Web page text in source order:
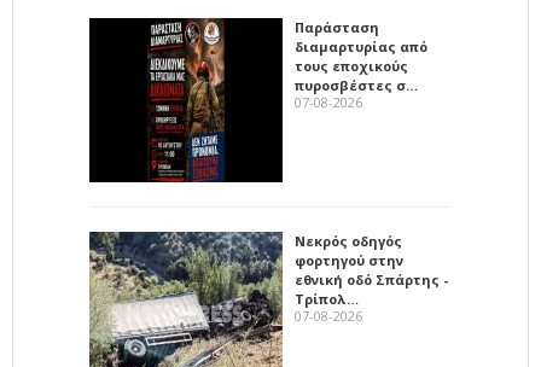
Παράσταση
διαμαρτυρίας από
τους εποχικούς
πυροσβέστες σ…
07-08-2026
Νεκρός οδηγός
φορτηγού στην
εθνική οδό Σπάρτης -
Τρίπολ…
07-08-2026